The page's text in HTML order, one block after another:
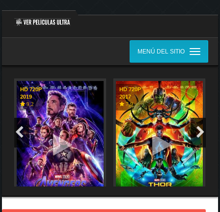
MENÚ DEL SITIO
HD 720P
2019
9,2
HD 720P
2017
7,9